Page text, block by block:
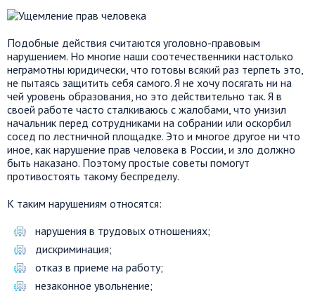
Подобные действия считаются уголовно-правовым
нарушением. Но многие наши соотечественники настолько
неграмотны юридически, что готовы всякий раз терпеть это,
не пытаясь защитить себя самого. Я не хочу посягать ни на
чей уровень образования, но это действительно так. Я в
своей работе часто сталкиваюсь с жалобами, что унизил
начальник перед сотрудниками на собрании или оскорбил
сосед по лестничной площадке. Это и многое другое ни что
иное, как нарушение прав человека в России, и зло должно
быть наказано. Поэтому простые советы помогут
противостоять такому беспределу.
К таким нарушениям относятся:
нарушения в трудовых отношениях;
дискриминация;
отказ в приеме на работу;
незаконное увольнение;